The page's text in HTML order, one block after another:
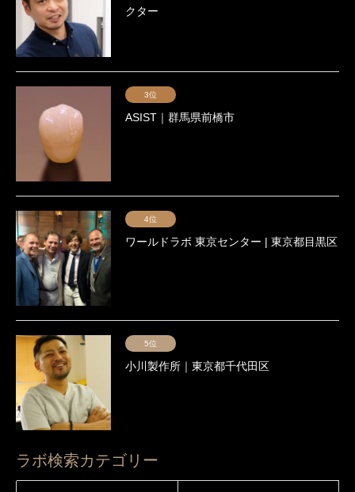
クター
3位
ASIST｜群馬県前橋市
4位
ワールドラボ 東京センター | 東京都目黒区
5位
小川製作所｜東京都千代田区
ラボ検索カテゴリー